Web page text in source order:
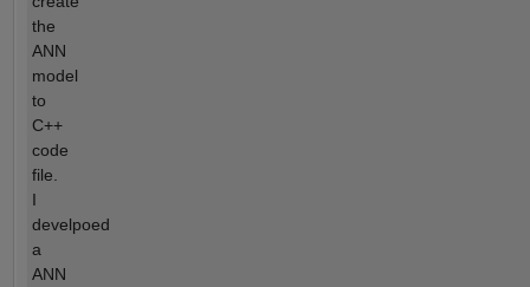
the
ANN
model
to
C++
code
file.
I
develpoed
a
ANN